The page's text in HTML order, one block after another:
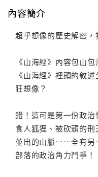
內容簡介
超乎想像的歷史解密，
《山海經》內容包山
《山海經》裡頭的敘
狂想像？
錯！這可是第一份政
食人狐狸、被砍頭的
並出的山脈……全有另
部落的政治角力鬥爭！